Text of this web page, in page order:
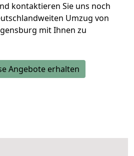
kontaktieren Sie uns noch
Umzug von
mit Ihnen zu
Angebote erhalten